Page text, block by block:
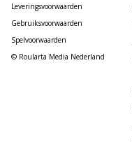
Leveringsvoorwaarden
Gebruiksvoorwaarden
Spelvoorwaarden
© Roularta Media Nederland